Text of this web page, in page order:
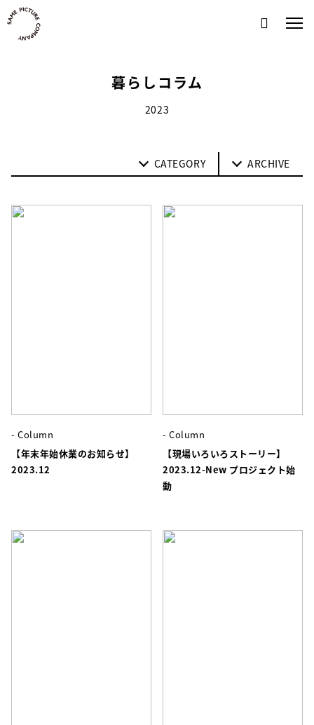
Skip
to
content
暮らしコラム
2023
CATEGORY ARCHIVE
- Column
【年末年始休業のお知らせ】
2023.12
- Column
【現場いろいろストーリー】
2023.12-New プロジェクト始
動